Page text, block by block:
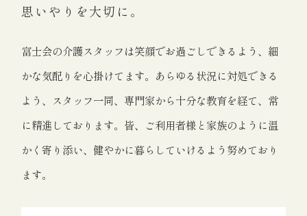
思いやりを大切に。
富士会の介護スタッフは笑顔でお過ごしできるよう、細
かな気配りを心掛けてます。あらゆる状況に対処できる
よう、スタッフ一同、専門家から十分な教育を経て、常
に精進しております。皆、ご利用者様と家族のように温
かく寄り添い、健やかに暮らしていけるよう努めており
ます。